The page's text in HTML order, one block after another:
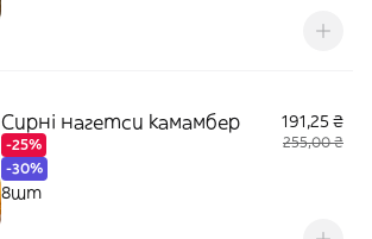
Сирні нагетси камамбер
-25%
-30%
191,25 ₴
255,00 ₴
8шт